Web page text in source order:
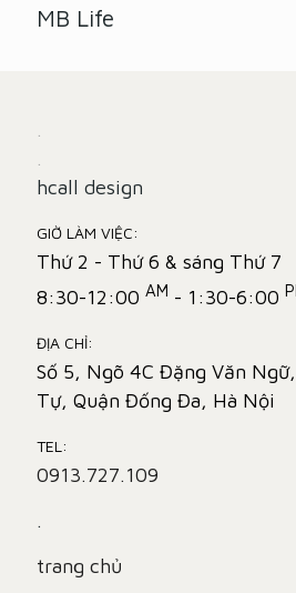
MB Life
.
.
hcall design
GIỜ LÀM VIỆC:
Thứ 2 - Thứ 6 & sáng Thứ 7
8:30-12:00 AM - 1:30-6:00
ĐỊA CHỈ:
Số 5, Ngõ 4C Đặng Văn
Tự, Quận Đống Đa, Hà Nội
TEL:
0913.727.109
.
trang chủ